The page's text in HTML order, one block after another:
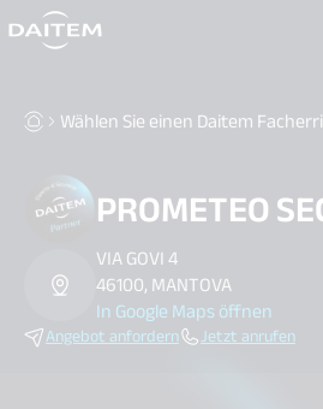
search.label
Wählen Sie einen Daitem
PROMETEO
VIA GOVI 4
46100, MANTOVA
In Google Maps öffnen
Angebot anfordern Jetzt anrufen